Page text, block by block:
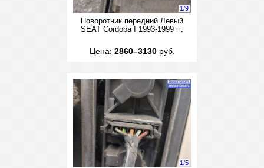
1/9
Поворотник передний Левый
SEAT Cordoba I 1993-1999 гг.
Цена: 2860–3130руб.
1/5